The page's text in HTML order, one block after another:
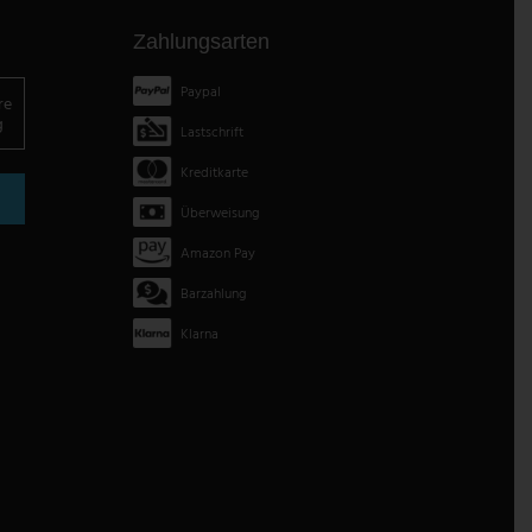
Zahlungsarten
Paypal
Lastschrift
Kreditkarte
Überweisung
Amazon Pay
Barzahlung
Klarna